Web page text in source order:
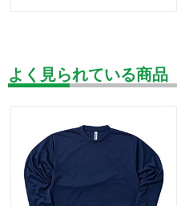
よく見られている商品